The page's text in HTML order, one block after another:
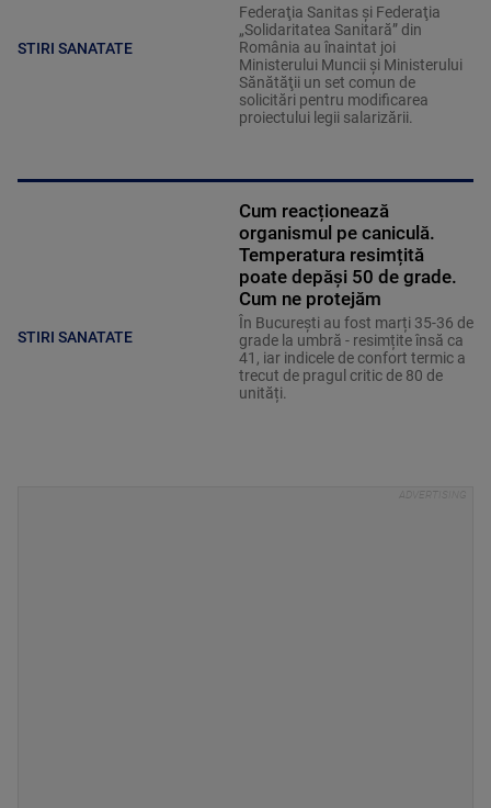
STIRI SANATATE
Federaţia Sanitas şi Federaţia
„Solidaritatea Sanitară” din
România au înaintat joi
Ministerului Muncii şi Ministerului
Sănătăţii un set comun de
solicitări pentru modificarea
proiectului legii salarizării.
STIRI SANATATE
Cum reacționează
organismul pe caniculă.
Temperatura resimțită
poate depăși 50 de grade.
Cum ne protejăm
În București au fost marți 35-36 de
grade la umbră - resimțite însă ca
41, iar indicele de confort termic a
trecut de pragul critic de 80 de
unități.